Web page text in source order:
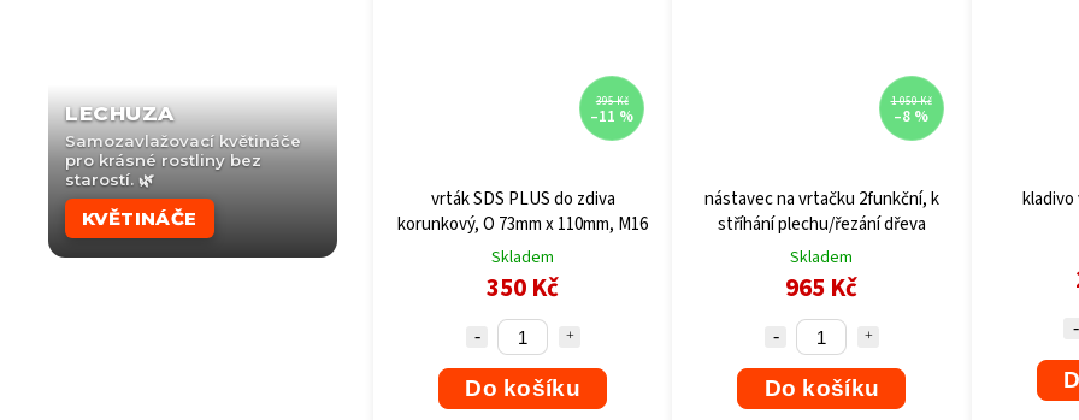
LECHUZA
Samozavlažovací květináče
pro krásné rostliny bez
starostí. 🌿
KVĚTINÁČE
395 Kč
–11 %
vrták SDS PLUS do zdiva
korunkový, O 73mm x 110mm, M16
Skladem
350 Kč
Do košíku
1 050 Kč
–8 %
nástavec na vrtačku 2funkční, k
stříhání plechu/řezání dřeva
Skladem
965 Kč
Do košíku
kladivo